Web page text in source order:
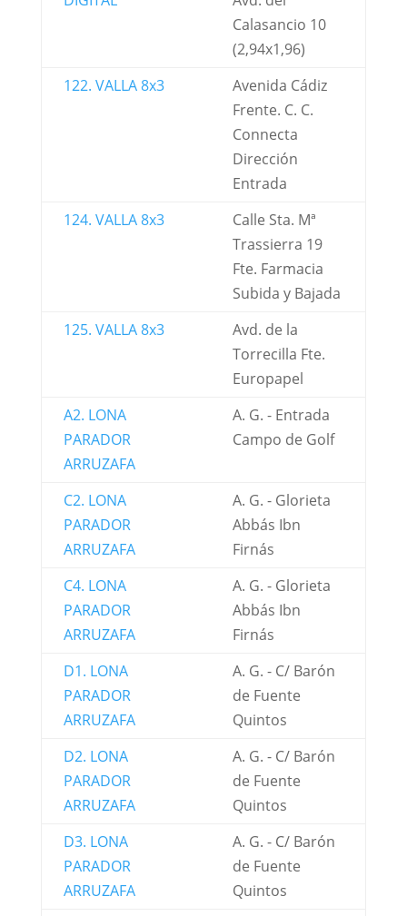
Calasancio 10
(2,94x1,96)
122. VALLA 8x3
Avenida Cádiz
Frente. C. C.
Connecta
Dirección
Entrada
124. VALLA 8x3
Calle Sta. Mª
Trassierra 19
Fte. Farmacia
Subida y Bajada
125. VALLA 8x3
Avd. de la
Torrecilla Fte.
Europapel
A2. LONA
PARADOR
ARRUZAFA
A. G. - Entrada
Campo de Golf
C2. LONA
PARADOR
ARRUZAFA
A. G. - Glorieta
Abbás Ibn
Firnás
C4. LONA
PARADOR
ARRUZAFA
A. G. - Glorieta
Abbás Ibn
Firnás
D1. LONA
PARADOR
ARRUZAFA
A. G. - C/ Barón
de Fuente
Quintos
D2. LONA
PARADOR
ARRUZAFA
A. G. - C/ Barón
de Fuente
Quintos
D3. LONA
PARADOR
ARRUZAFA
A. G. - C/ Barón
de Fuente
Quintos